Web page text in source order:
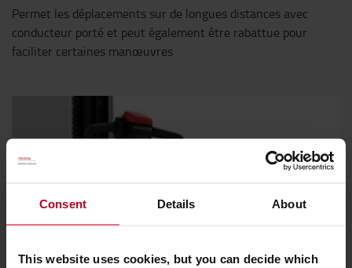
Consent Details About
This website uses cookies, but you can decide which
Permet les déplacements sur de longues distances avec
conducteur porté et peut également être rabattue pour
faciliter certaines manœuvres